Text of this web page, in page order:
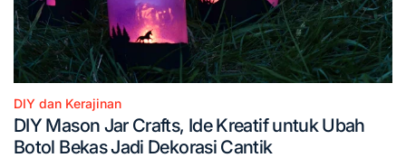
Posted
in
DIY dan Kerajinan
DIY Mason Jar Crafts, Ide Kreatif untuk Ubah
Botol Bekas Jadi Dekorasi Cantik